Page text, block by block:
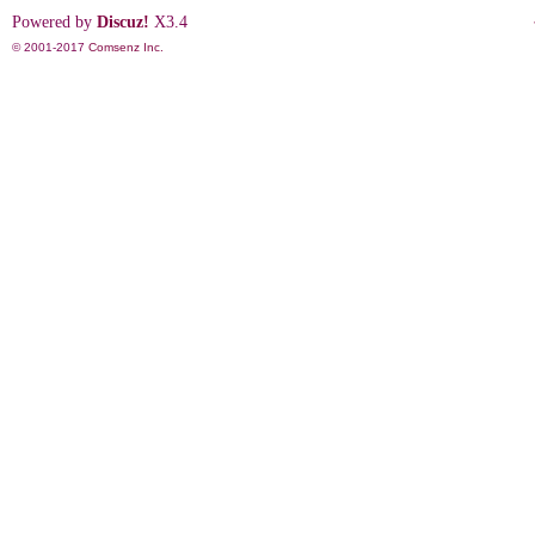
Powered by Discuz! X3.4
© 2001-2017 Comsenz Inc.